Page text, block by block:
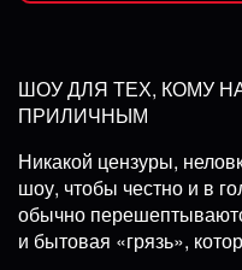
ШОУ ДЛЯ ТЕХ, КОМУ
ПРИЛИЧНЫМ
Никакой цензуры,
шоу, чтобы честно и в
обычно
и бытовая «грязь»,